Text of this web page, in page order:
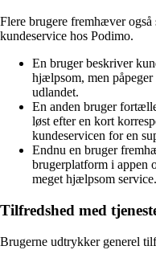
Flere brugere fremhæver
kundeservice hos Podimo.
En bruger beskriver
hjælpsom, men
udlandet.
En anden bruger
løst efter en kort
kundeservicen for en
Endnu en bruger
brugerplatform i appen
meget hjælpsom service.
Tilfredshed med
Brugerne udtrykker generel